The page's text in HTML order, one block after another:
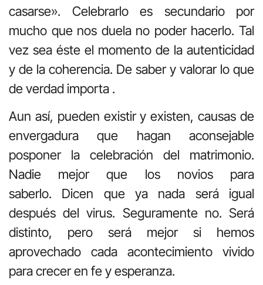
casarse». Celebrarlo es secundario por
mucho que nos duela no poder hacerlo. Tal
vez sea éste el momento de la autenticidad
y de la coherencia. De saber y valorar lo que
de verdad importa .
Aun así, pueden existir y existen, causas de
envergadura que hagan aconsejable
posponer la celebración del matrimonio.
Nadie mejor que los novios para
saberlo. Dicen que ya nada será igual
después del virus. Seguramente no. Será
distinto, pero será mejor si hemos
aprovechado cada acontecimiento vivido
para crecer en fe y esperanza.